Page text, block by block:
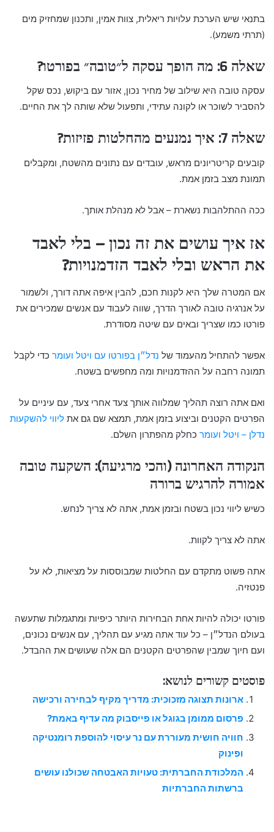
בתנאי שיש הערכת עלויות ריאלית, צוות אמין, ותכנון שמחזיק מים
(תרתי משמע).
שאלה 6: מה הופך עסקה ל״טובה״ בפורטו?
עסקה טובה היא שילוב של מחיר נכון, אזור עם ביקוש, נכס שקל
להסביר לשוכר או לקונה עתידי, ותפעול שלא שותה לך את החיים.
שאלה 7: איך נמנעים מהחלטות פזיזות?
קובעים קריטריונים מראש, עובדים עם נתונים מהשטח, ומקבלים
תמונת מצב בזמן אמת.
ככה ההתלהבות נשארת – אבל לא מנהלת אותך.
אז איך עושים את זה נכון – בלי לאבד
את הראש ובלי לאבד הזדמנויות?
אם המטרה שלך היא לקנות חכם, להבין איפה אתה דורך, ולשמור
על אנרגיה טובה לאורך הדרך, שווה לעבוד עם אנשים שמכירים את
פורטו כמו שצריך ובאים עם שיטה מסודרת.
אפשר להתחיל מהעמוד של נדל״ן בפורטו עם ויטל ועומר כדי לקבל
תמונה רחבה על ההזדמנויות ומה מחפשים בשטח.
ואם אתה רוצה תהליך שמלווה אותך צעד אחרי צעד, עם עיניים על
הפרטים הקטנים וביצוע בזמן אמת, תמצא שם גם את ליווי להשקעות
נדלן – ויטל ועומר כחלק מהפתרון השלם.
הנקודה האחרונה (והכי מרגיעה): השקעה טובה
אמורה להרגיש ברורה
כשיש ליווי נכון בשטח ובזמן אמת, אתה לא צריך לנחש.
אתה לא צריך לקוות.
אתה פשוט מתקדם עם החלטות שמבוססות על מציאות, לא על
פנטזיה.
פורטו יכולה להיות אחת הבחירות היותר כיפיות ומתגמלות שתעשה
בעולם הנדל״ן – כל עוד אתה מגיע עם תהליך, עם אנשים נכונים,
ועם חיוך שמבין שהפרטים הקטנים הם אלה שעושים את ההבדל.
פוסטים קשורים לנושא:
ארונות תצוגה מזכוכית: מדריך מקיף לבחירה ורכישה
פרסום ממומן בגוגל או פייסבוק מה עדיף באמת?
חוויה חושית מעוררת עם נר עיסוי להוספת רומנטיקה
ופינוק
המלכודת החברתית: טעויות האבטחה שכולנו עושים
ברשתות החברתיות